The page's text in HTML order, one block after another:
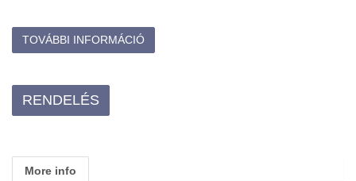
TOVÁBBI INFORMÁCIÓ
RENDELÉS
More info